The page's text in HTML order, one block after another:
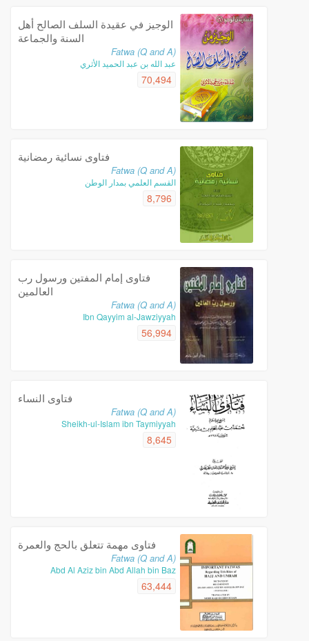
الوجيز في عقيدة السلف الصالح أهل
السنة والجماعة
Fatwa (Q and A)
عبد الله بن عبد الحميد الأثري
70,494
فتاوى نسائية رمضانية
Fatwa (Q and A)
القسم العلمي بمدار الوطن
8,796
فتاوى إمام المفتين ورسول رب
العالمين
Fatwa (Q and A)
Ibn Qayyim al-Jawziyyah
56,994
فتاوى النساء
Fatwa (Q and A)
Sheikh-ul-Islam ibn Taymiyyah
8,645
فتاوى مهمة تتعلق بالحج والعمرة
Fatwa (Q and A)
Abd Al Aziz bin Abd Allah bin Baz
63,444